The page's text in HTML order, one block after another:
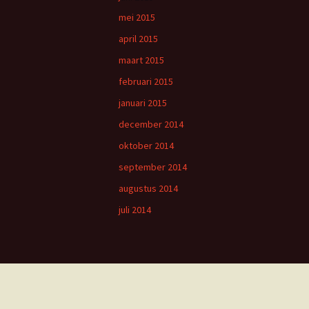
mei 2015
april 2015
maart 2015
februari 2015
januari 2015
december 2014
oktober 2014
september 2014
augustus 2014
juli 2014